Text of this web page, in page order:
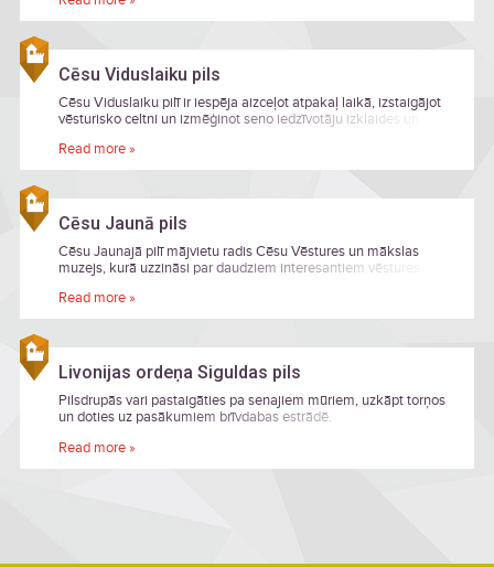
Cēsu Viduslaiku pils
Cēsu Viduslaiku pilī ir iespēja aizceļot atpakaļ laikā, izstaigājot
vēsturisko celtni un izmēģinot seno iedzīvotāju izklaides un
Read more »
Cēsu Jaunā pils
Cēsu Jaunajā pilī mājvietu radis Cēsu Vēstures un mākslas
muzejs, kurā uzzināsi par daudziem interesantiem vēstures
neogotiskajā Lademahera tornī.
Read more »
Livonijas ordeņa Siguldas pils
Pilsdrupās vari pastaigāties pa senajiem mūriem, uzkāpt torņos
un doties uz pasākumiem brīvdabas estrādē.
Read more »